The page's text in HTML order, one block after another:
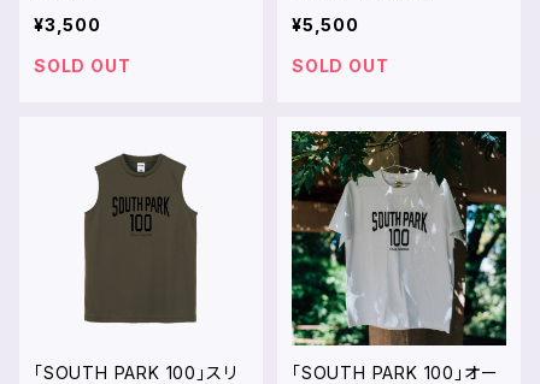
¥3,500
SOLD OUT
¥5,500
SOLD OUT
「SOUTH PARK 100」スリ
「SOUTH PARK 100」オー